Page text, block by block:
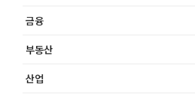
금융
부동산
산업